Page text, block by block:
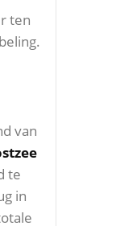
ten
van
te
in